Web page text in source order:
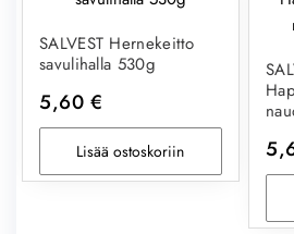
SALVEST Hernekeitto
savulihalla 530g
5,60 €
Lisää ostoskoriin